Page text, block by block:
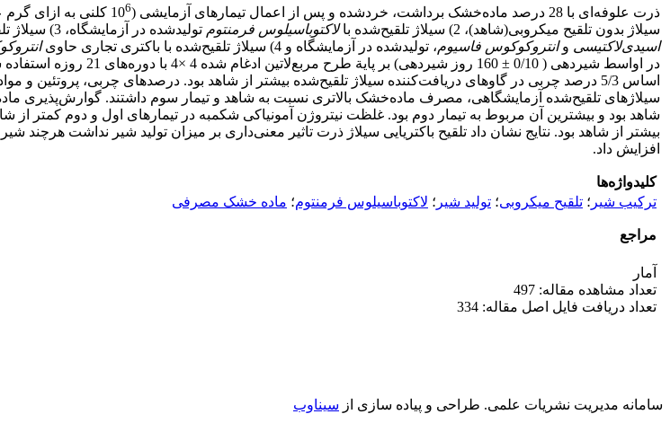
ذرت علوفه‌ای با 28 درصد ماده‌خشک برداشت، خردشده و پس از اعمال تیمارهای آزمایشی (10
6
سیلاژ بدون تلقیح میکروبی(شاهد)، 2) سیلاژ تلقیح‌شده با
لاکتوباسیلوس ‌فرمنتوم تولیدشده در آزمایشگاه، 3) سیلاژ تلقیح‌شده با مخلوطی از
‌اسیدی‌لاکتیسی وانتروکوکوس ‌فاسیوم، تولیدشده در آزمایشگاه و 4) سیلاژ تلقیح‌شده با باکتری تجاری حاوی
در اواسط شیردهی ( 0/10 ±
اساس 5/3 درصد چربی در گاوهای دریافت‌کننده سیلاژ تلقیح‌شده بیشتر از شاهد بود. درصدهای چربی، پروتئین
سیلاژهای تلقیح‌شده آزمایشگاهی، مصرف ماده‌خشک بالاتری نسبت به شاهد و تیمار سوم داشتند. گوارش‌پذیری
شاهد بود و بیشترین آن مربوط به تیمار دوم بود. غلظت نیتروژن آمونیاکی شکمبه در تیمارهای اول و دوم کمتر از
افزایش داد.
کلیدواژه‌ها
ترکیب شیر ؛ تلقیح میکروبی؛ تولید شیر ؛ لاکتوباسیلوس فرمنتوم؛ ماده خشک مصرفی
مراجع
آمار
تعداد مشاهده مقاله: 497
تعداد دریافت فایل اصل مقاله: 334
سامانه مدیریت نشریات علمی. طراحی و پیاده سازی از سیناوب